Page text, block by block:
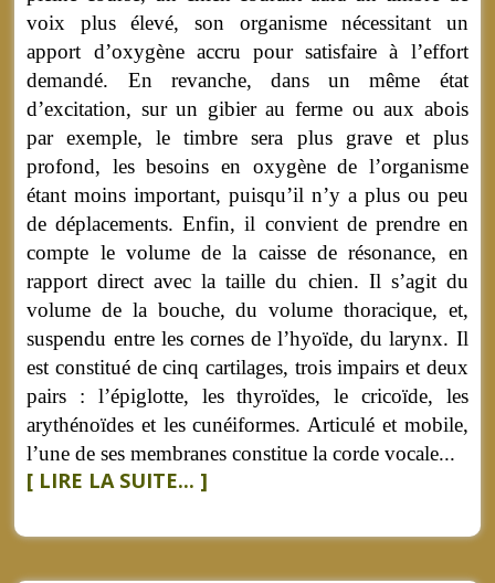
voix plus élevé, son organisme nécessitant un
apport d’oxygène accru pour satisfaire à l’effort
demandé. En revanche, dans un même état
d’excitation, sur un gibier au ferme ou aux abois
par exemple, le timbre sera plus grave et plus
profond, les besoins en oxygène de l’organisme
étant moins important, puisqu’il n’y a plus ou peu
de déplacements. Enfin, il convient de prendre en
compte le volume de la caisse de résonance, en
rapport direct avec la taille du chien. Il s’agit du
volume de la bouche, du volume thoracique, et,
suspendu entre les cornes de l’hyoïde, du larynx. Il
est constitué de cinq cartilages, trois impairs et deux
pairs : l’épiglotte, les thyroïdes, le cricoïde, les
arythénoïdes et les cunéiformes. Articulé et mobile,
l’une de ses membranes constitue la corde vocale...
[ LIRE LA SUITE... ]